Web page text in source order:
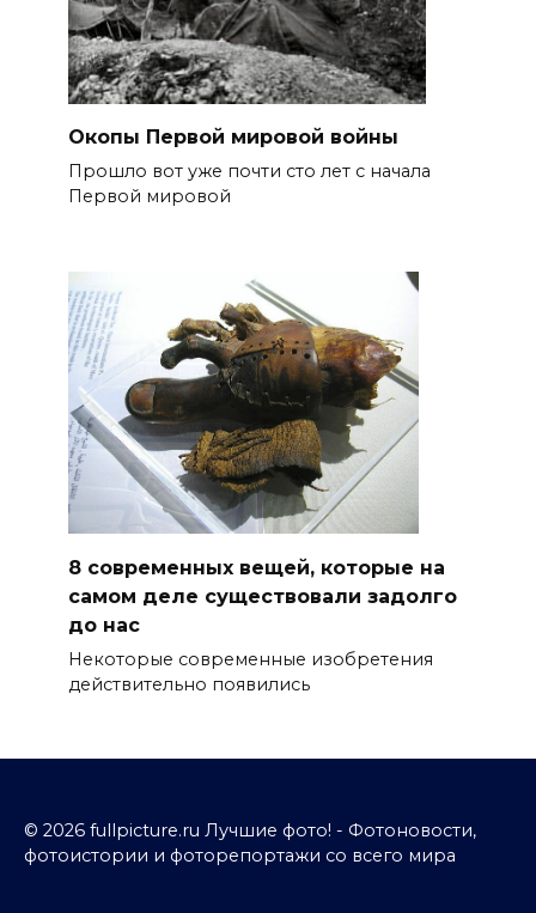
Окопы Первой мировой войны
Прошло вот уже почти сто лет с начала
Первой мировой
8 современных вещей, которые на
самом деле существовали задолго
до нас
Некоторые современные изобретения
действительно появились
© 2026 fullpicture.ru Лучшие фото! - Фотоновости,
фотоистории и фоторепортажи со всего мира